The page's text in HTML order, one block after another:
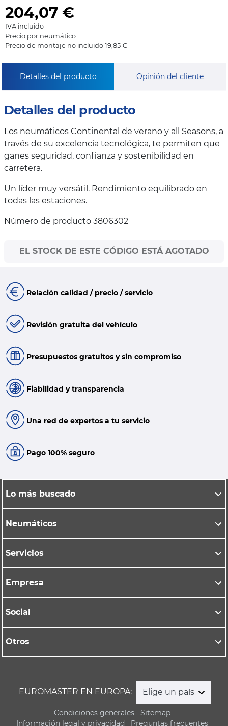
204,07 €
IVA incluido
Precio por neumático
Precio de montaje no incluido 19,85 €
Detalles del producto Opinión del cliente
Detalles del producto
Los neumáticos Continental de verano y all Seasons, a
través de su excelencia tecnológica, te permiten que
ganes seguridad, confianza y sostenibilidad en
carretera.
Un líder muy versátil. Rendimiento equilibrado en
todas las estaciones.
Número de producto 3806302
EL STOCK DE ESTE CÓDIGO ESTÁ AGOTADO
Relación calidad / precio / servicio
Revisión gratuita del vehículo
Presupuestos gratuitos y sin compromiso
Fiabilidad y transparencia
Una red de expertos a tu servicio
Pago 100% seguro
Lo más buscado
Neumáticos
Servicios
Empresa
Social
Otros
EUROMASTER EN EUROPA: Elige un país
Condiciones generales
Sitemap
Información legal y privacidad
Preguntas frecuentes